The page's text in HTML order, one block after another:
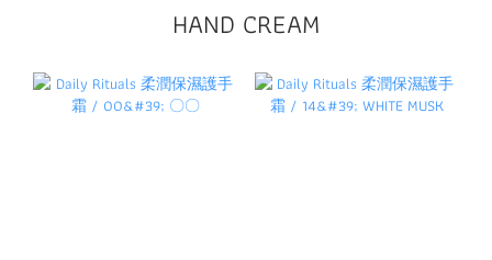
HAND CREAM